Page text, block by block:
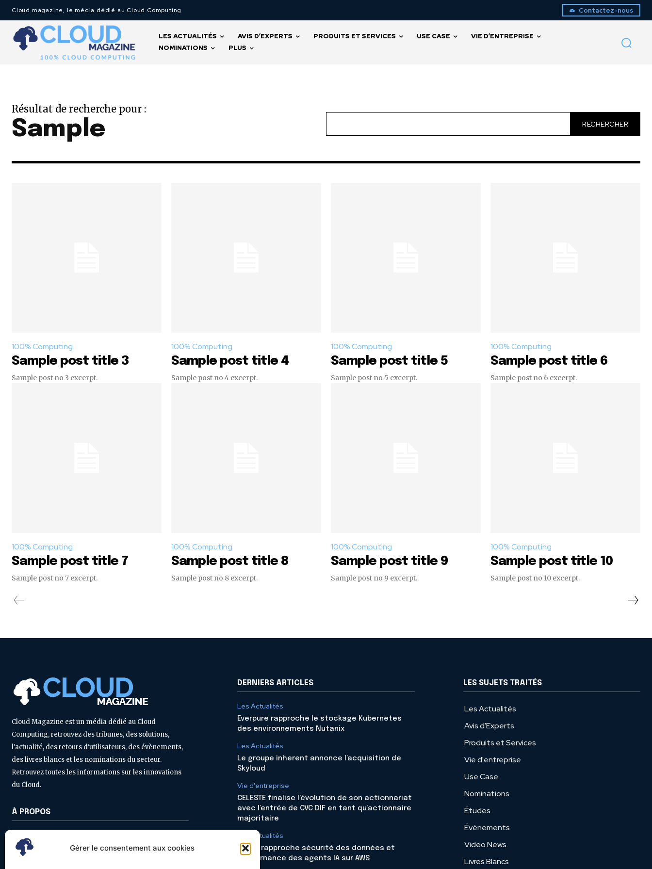
Gérer le consentement aux cookies
Cloud magazine, le média dédié au Cloud Computing Contactez-nous
LES ACTUALITÉS AVIS D’EXPERTS PRODUITS ET SERVICES USE CASE
VIE D’ENTREPRISE
NOMINATIONS
PLUS
Résultat de recherche pour :
Sample RECHERCHER
100% Computing
Sample post title 3
Sample post no 3 excerpt.
100% Computing
Sample post title 4
Sample post no 4 excerpt.
100% Computing
Sample post title 5
Sample post no 5 excerpt.
100% Computing
Sample post title 6
Sample post no 6 excerpt.
100% Computing
Sample post title 7
Sample post no 7 excerpt.
100% Computing
Sample post title 8
Sample post no 8 excerpt.
100% Computing
Sample post title 9
Sample post no 9 excerpt.
100% Computing
Sample post title 10
Sample post no 10 excerpt.
Cloud Magazine est un média dédié au Cloud
Computing, retrouvez des tribunes, des solutions,
l'actualité, des retours d'utilisateurs, des évènements,
des livres blancs et les nominations du secteur.
Retrouvez toutes les informations sur les innovations
du Cloud.
À PROPOS
Politique de confidentialité
DERNIERS ARTICLES
Les Actualités
Everpure rapproche le stockage Kubernetes
des environnements Nutanix
Les Actualités
Le groupe inherent annonce l’acquisition de
Skyloud
Vie d'entreprise
CELESTE finalise l’évolution de son actionnariat
avec l’entrée de CVC DIF en tant qu’actionnaire
majoritaire
Les Actualités
Rubrik rapproche sécurité des données et
gouvernance des agents IA sur AWS
LES SUJETS TRAITÉS
Les Actualités
Avis d'Experts
Produits et Services
Vie d'entreprise
Use Case
Nominations
Études
Évènements
Video News
Livres Blancs